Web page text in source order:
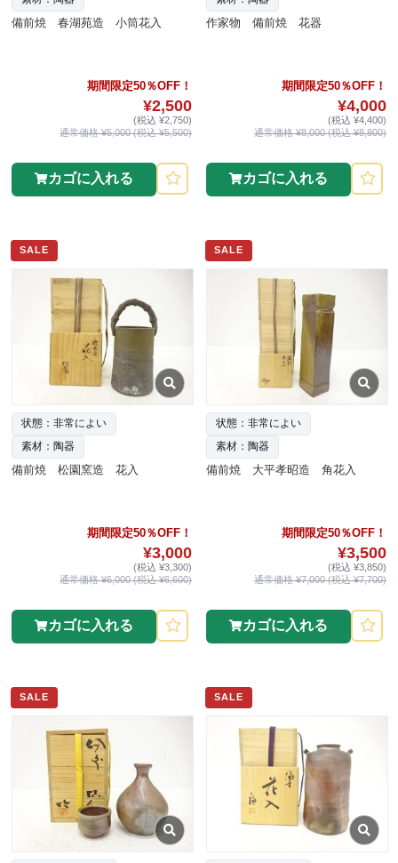
備前焼 春湖苑造 小筒花入
期間限定50％OFF！
¥2,500
(税込 ¥2,750)
通常価格 ¥5,000 (税込 ¥5,500)
カゴに入れる
作家物 備前焼 花器
期間限定50％OFF！
¥4,000
(税込 ¥4,400)
通常価格 ¥8,000 (税込 ¥8,800)
カゴに入れる
SALE
状態：非常によい
素材：陶器
備前焼 松園窯造 花入
期間限定50％OFF！
¥3,000
(税込 ¥3,300)
通常価格 ¥6,000 (税込 ¥6,600)
カゴに入れる
SALE
状態：非常によい
素材：陶器
備前焼 大平孝昭造 角花入
期間限定50％OFF！
¥3,500
(税込 ¥3,850)
通常価格 ¥7,000 (税込 ¥7,700)
カゴに入れる
SALE SALE